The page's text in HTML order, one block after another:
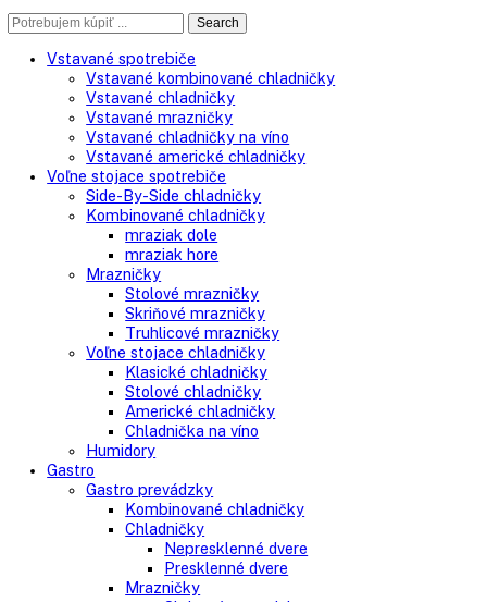
O spoločnosti
Kontaktujte nás
Search
Vstavané spotrebiče
Vstavané kombinované chladničky
Vstavané chladničky
Vstavané mrazničky
Vstavané chladničky na víno
Vstavané americké chladničky
Voľne stojace spotrebiče
Side-By-Side chladničky
Kombinované chladničky
mraziak dole
mraziak hore
Mrazničky
Stolové mrazničky
Skriňové mrazničky
Truhlicové mrazničky
Klasické chladničky
Stolové chladničky
Americké chladničky
Chladnička na víno
Humidory